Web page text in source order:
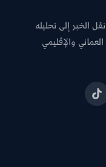
الخبر إلى تحليله
والإقليمي